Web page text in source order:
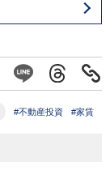
#不動産投資 #家賃